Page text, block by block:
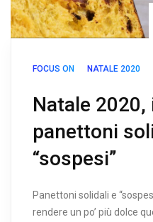
FOCUS ON NATALE 2020
Natale 2020,
panettoni
“sospesi”
Panettoni solidali e
rendere un po’ più dolce